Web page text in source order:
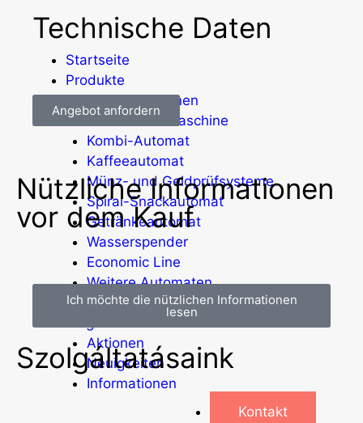
Startseite
Produkte
Drum-Maschinen
Büro-Kaffeemaschine
Kombi-Automat
Kaffeeautomat
Münz- und Geldprüfsysteme
Spiral-Snackautomat
Getränkeautomat
Wasserspender
Economic Line
Weitere Automaten
Dienstleistungen
Aktionen
Neuigkeiten
Informationen
Kontakt
Technische Daten
Angebot anfordern
Nützliche Informationen
vor dem Kauf
Ich möchte die nützlichen Informationen
lesen
Szolgáltatásaink